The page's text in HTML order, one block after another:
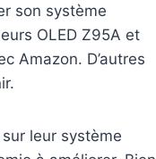
son système
OLED Z95A et
Amazon. D’autres
leur système